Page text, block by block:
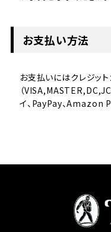
お支払い方法
お支払いにはクレジッ
（
イ、PayPay、Amazon